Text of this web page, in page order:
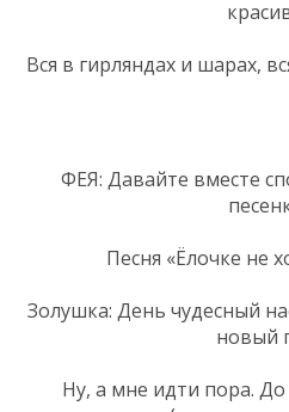
Вся в гирляндах и шарах,
ФЕЯ: Давайте вместе
Песня «Ёлочке не
Золушка: День чудесный
новый
Ну, а мне идти пора.